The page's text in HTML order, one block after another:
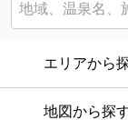
エリアから
地図から探